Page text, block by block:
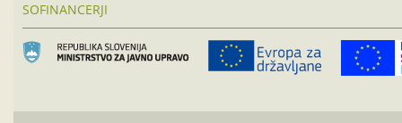
SOFINANCERJI